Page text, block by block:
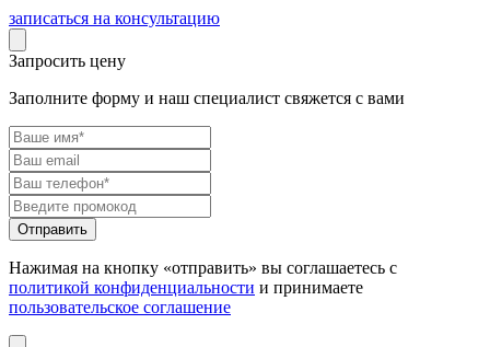
записаться на консультацию
Запросить цену
Заполните форму и наш специалист свяжется с вами
Нажимая на кнопку «отправить» вы соглашаетесь с
политикой конфиденциальности и принимаете
пользовательское соглашение